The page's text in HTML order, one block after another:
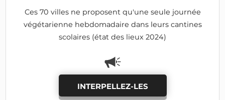
Ces 70 villes ne proposent qu'une seule journée
végétarienne hebdomadaire dans leurs cantines
scolaires (état des lieux 2024)
INTERPELLEZ-LES